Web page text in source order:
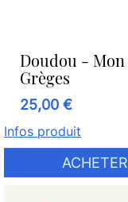
Doudou -
Grèges
25,00 €
Infos produit